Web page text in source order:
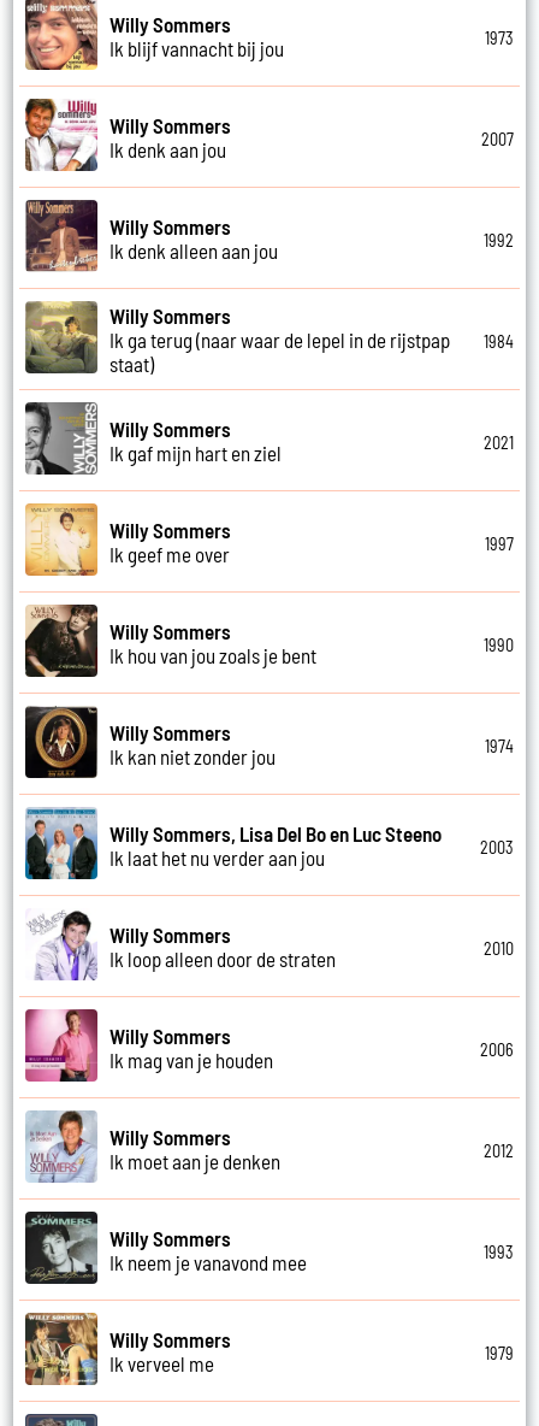
Willy Sommers
Ik blijf vannacht bij jou
1973
Willy Sommers
Ik denk aan jou
2007
Willy Sommers
Ik denk alleen aan jou
1992
Willy Sommers
Ik ga terug (naar waar de lepel in de rijstpap
staat)
1984
Willy Sommers
Ik gaf mijn hart en ziel
2021
Willy Sommers
Ik geef me over
1997
Willy Sommers
Ik hou van jou zoals je bent
1990
Willy Sommers
Ik kan niet zonder jou
1974
Willy Sommers, Lisa Del Bo en Luc Steeno
Ik laat het nu verder aan jou
2003
Willy Sommers
Ik loop alleen door de straten
2010
Willy Sommers
Ik mag van je houden
2006
Willy Sommers
Ik moet aan je denken
2012
Willy Sommers
Ik neem je vanavond mee
1993
Willy Sommers
Ik verveel me
1979